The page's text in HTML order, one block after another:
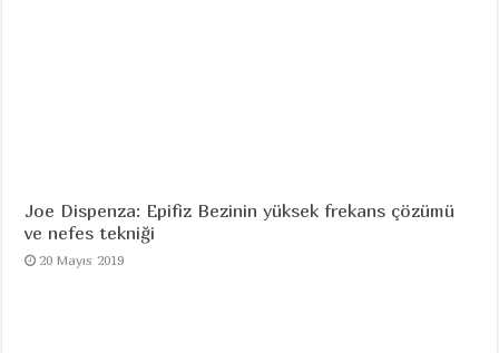
Joe Dispenza: Epifiz Bezinin yüksek frekans çözümü
ve nefes tekniği
20 Mayıs 2019